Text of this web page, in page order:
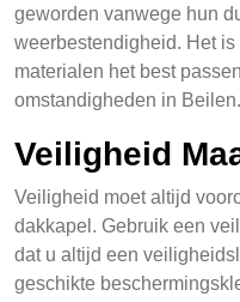
geworden vanwege hun
weerbestendigheid. Het
materialen het best
omstandigheden in Beilen.
Veiligheid
Veiligheid moet altijd
dakkapel. Gebruik een
dat u altijd een
geschikte